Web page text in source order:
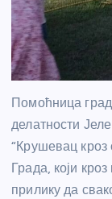
Помоћница
делатности
“Крушевац кроз
Града, који
прилику да